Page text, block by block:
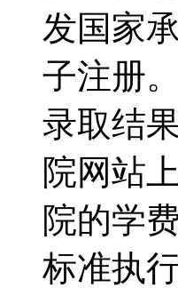
发国家
子注册
录取结
院网站
院的学
标准执